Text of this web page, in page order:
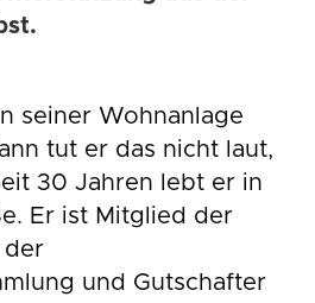
seiner Wohnanlage
tut er das nicht laut,
30 Jahren lebt er in
Er ist Mitglied der
der
und Gutschafter